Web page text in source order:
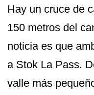
Hay un cruce de
150 metros del
noticia es que
a Stok La Pass.
valle más